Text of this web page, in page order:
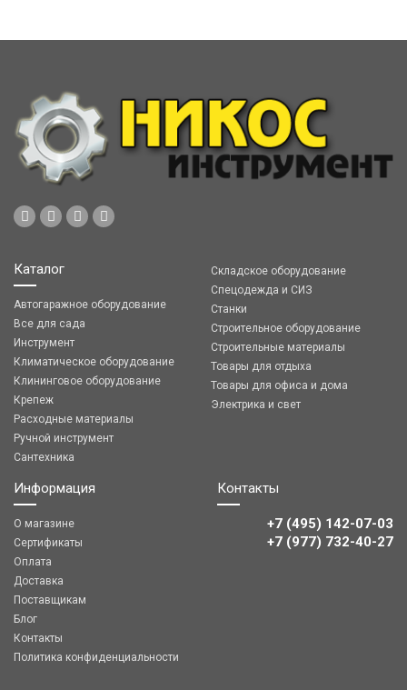
Каталог
Автогаражное оборудование
Все для сада
Инструмент
Климатическое оборудование
Клининговое оборудование
Крепеж
Расходные материалы
Ручной инструмент
Сантехника
Складское оборудование
Спецодежда и СИЗ
Станки
Строительное оборудование
Строительные материалы
Товары для отдыха
Товары для офиса и дома
Электрика и свет
Информация
О магазине
Сертификаты
Оплата
Доставка
Поставщикам
Блог
Контакты
Политика конфиденциальности
Контакты
+7 (495) 142-07-03
‎‎+7 (977) 732-40-27